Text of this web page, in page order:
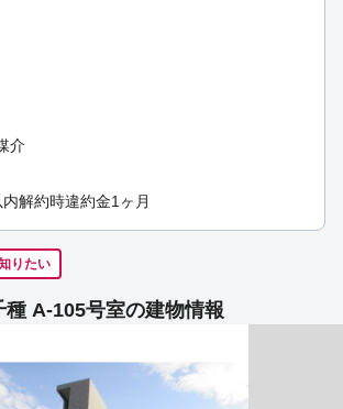
介
解約時違約金1ヶ月
りたい
種 A-105号室の建物情報